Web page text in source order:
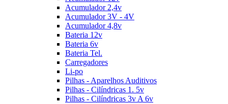
Acumulador 2,4v
Acumulador 3V - 4V
Acumulador 4,8v
Bateria 12v
Bateria 6v
Bateria Tel.
Carregadores
Li-po
Pilhas - Aparelhos Auditivos
Pilhas - Cilíndricas 1. 5v
Pilhas - Cilíndricas 3v A 6v